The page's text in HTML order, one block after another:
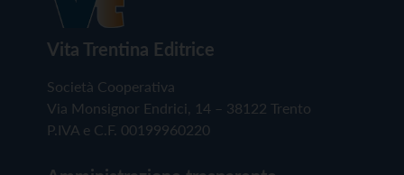
Vita Trentina Editrice
Società Cooperativa
Via Monsignor Endrici, 14 – 38122 Trento
P.IVA e C.F. 00199960220